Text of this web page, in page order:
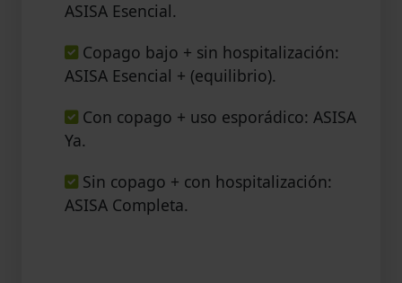
ASISA Esencial.
Copago bajo + sin hospitalización:
ASISA Esencial + (equilibrio).
Con copago + uso esporádico: ASISA
Ya.
Sin copago + con hospitalización:
ASISA Completa.